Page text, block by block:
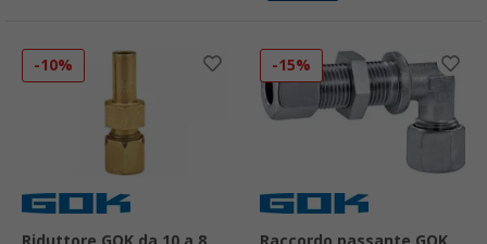
-10%
Riduttore GOK da 10 a 8
-15%
Raccordo passante GOK